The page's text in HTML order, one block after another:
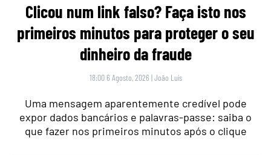
Clicou num link falso? Faça isto nos
primeiros minutos para proteger o seu
dinheiro da fraude
18:00 6 Agosto, 2026 |João Luís
Uma mensagem aparentemente credível pode
expor dados bancários e palavras-passe: saiba o
que fazer nos primeiros minutos após o clique